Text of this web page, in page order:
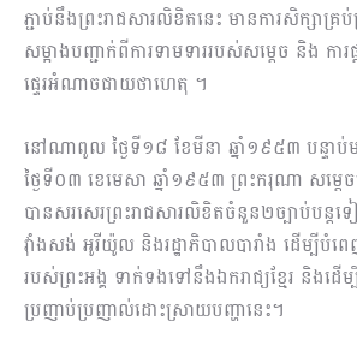
ភ្ជាប់នឹងព្រះរាជសារលិខិតនេះ មានការសិក្សា
សម្អាងបញ្ជាក់ពីការទាមទាររបស់សម្ដេច និង
ផ្ទេរអំណាចជាយថាហេតុ ។
នៅណាពូល ថ្ងៃទី១៨ ខែមីនា ឆ្នាំ១៩៥៣ បន្ទា
ថ្ងៃទី០៣ ខេមេសា ឆ្នាំ១៩៥៣ ព្រះករុណា សម្ដ
បានសរសេរព្រះរាជសារលិខិតចំនួន២ច្បាប់បន្ត
វ៉ាំងសង់ អូរីយ៉ូល និងរដ្ឋាភិបាលបារាំង ដើម្បីបំព
របស់ព្រះអង្គ ទាក់ទងទៅនឹងឯករាជ្យខ្មែរ និងដើម្បី
ប្រញាប់ប្រញាល់ដោះស្រាយបញ្ហានេះ។